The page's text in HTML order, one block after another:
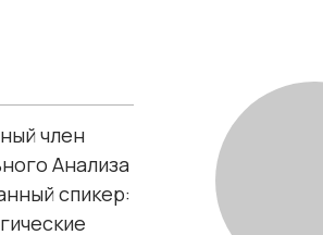
член
Анализа
спикер: